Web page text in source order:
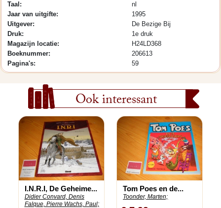
Taal:
nl
Jaar van uitgifte:
1995
Uitgever:
De Bezige Bij
Druk:
1e druk
Magazijn locatie:
H24LD368
Boeknummer:
206613
Pagina's:
59
Ook interessant
I.N.R.I, De Geheime...
Didier Convard, Denis
Falque, Pierre Wachs, Paul;
Tom Poes en de...
Toonder, Marten;